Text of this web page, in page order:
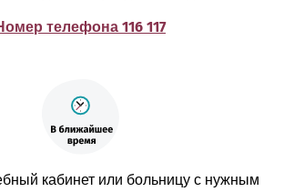
телефона 116 117
кабинет или больницу с нужным